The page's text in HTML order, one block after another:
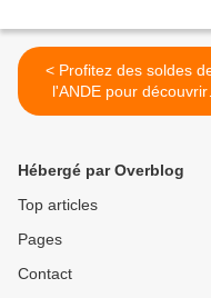
< Profitez des soldes de
l'ANDE pour découvrir
Nantes
Hébergé par Overblog
Top articles
Pages
Contact